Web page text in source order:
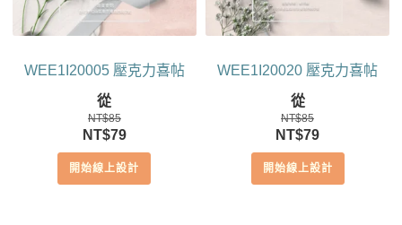
WEE1I20005 壓克力喜帖
從
NT$85
原
始
價
NT$79目
前
價
開始線上設計
WEE1I20020 壓克力喜帖
從
NT$85
原
始
價
NT$79目
前
價
開始線上設計